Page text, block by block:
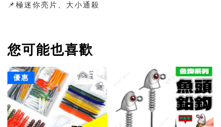
📌極迷你亮片、大小通殺
您可能也喜歡
優惠